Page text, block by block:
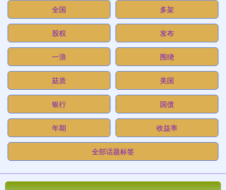
全国 多架
股权 发布
一浪 围绕
菇质 美国
银行 国债
年期 收益率
全部话题标签